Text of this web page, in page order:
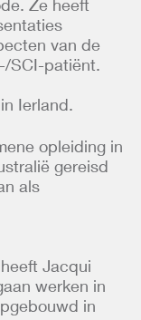
Ze heeft
van de
SCI-patiënt.
Ierland.
opleiding in
gereisd
als
Jacqui
werken in
in